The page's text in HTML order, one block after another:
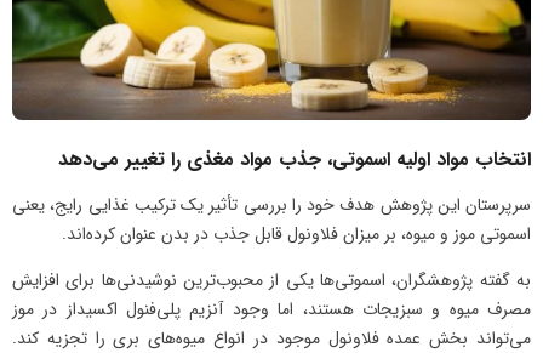
انتخاب مواد اولیه اسموتی، جذب مواد مغذی را تغییر می‌دهد
سرپرستان این پژوهش هدف خود را بررسی تأثیر یک ترکیب غذایی رایج، یعنی
اسموتی موز و میوه، بر میزان فلاونول قابل جذب در بدن عنوان کرده‌اند.
به گفته پژوهشگران، اسموتی‌ها یکی از محبوب‌ترین نوشیدنی‌ها برای افزایش
مصرف میوه و سبزیجات هستند، اما وجود آنزیم پلی‌فنول اکسیداز در موز
می‌تواند بخش عمده فلاونول موجود در انواع میوه‌های بری را تجزیه کند.